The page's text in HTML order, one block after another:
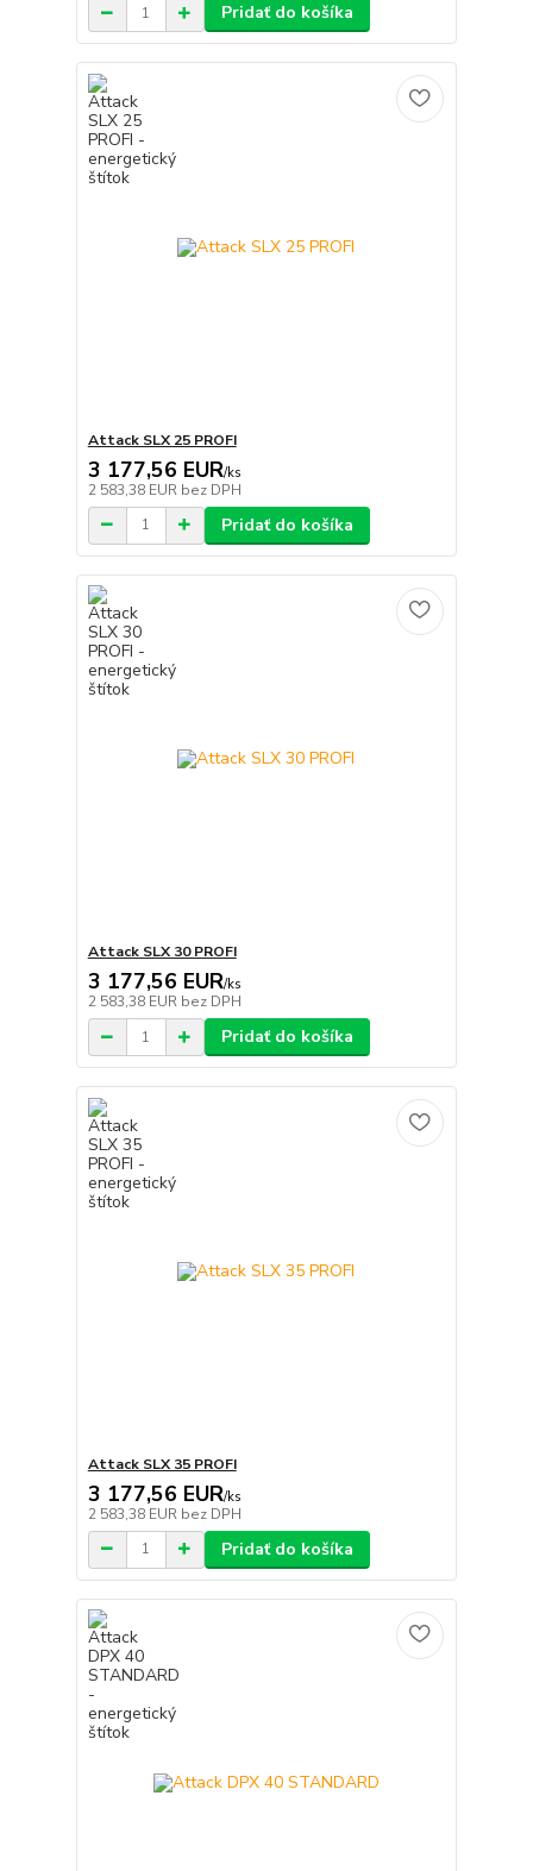
Pridať do košíka
Attack SLX 25 PROFI
3 177,56 EUR/ks
2 583,38 EUR bez DPH
Pridať do košíka
Attack SLX 30 PROFI
3 177,56 EUR/ks
2 583,38 EUR bez DPH
Pridať do košíka
Attack SLX 35 PROFI
3 177,56 EUR/ks
2 583,38 EUR bez DPH
Pridať do košíka